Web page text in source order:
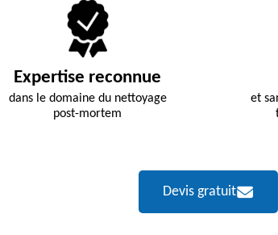
Expertise reconnue
dans le domaine du nettoyage
post-mortem
et
Devis gratuit